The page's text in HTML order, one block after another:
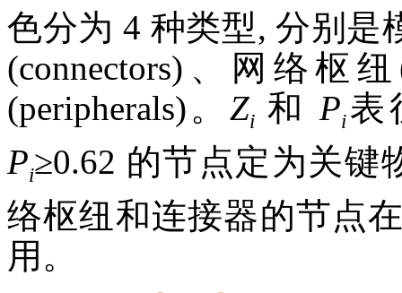
色分为 4 种类型, 分别是
(connectors)、网络枢
(peripherals)。 Zi和 Pi表
Pi≥0.62 的节点定为关键
络枢纽和连接器的节点
用。